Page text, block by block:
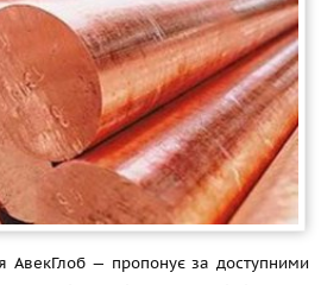
АвекГлоб — пропонує за доступними